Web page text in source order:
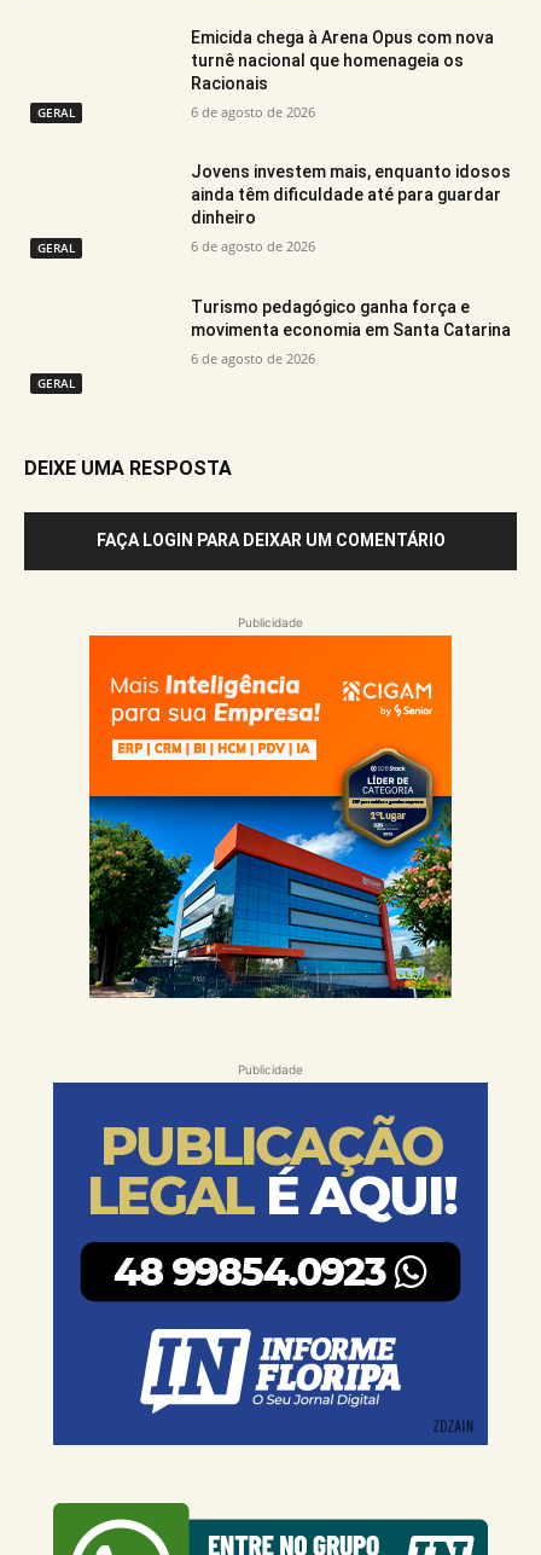
GERAL
Emicida chega à Arena Opus com nova
turnê nacional que homenageia os
Racionais
6 de agosto de 2026
GERAL
Jovens investem mais, enquanto idosos
ainda têm dificuldade até para guardar
dinheiro
6 de agosto de 2026
GERAL
Turismo pedagógico ganha força e
movimenta economia em Santa Catarina
6 de agosto de 2026
DEIXE UMA RESPOSTA
FAÇA LOGIN PARA DEIXAR UM COMENTÁRIO
Publicidade
Publicidade